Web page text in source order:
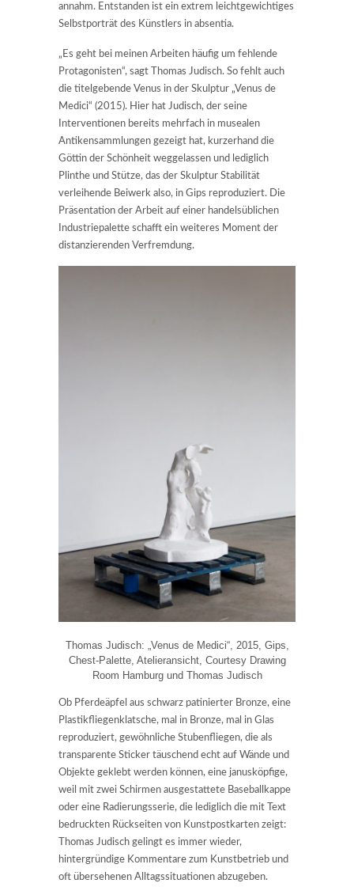
annahm. Entstanden ist ein extrem leichtgewichtiges
Selbstporträt des Künstlers in absentia.
„Es geht bei meinen Arbeiten häufig um fehlende
Protagonisten“, sagt Thomas Judisch. So fehlt auch
die titelgebende Venus in der Skulptur „Venus de
Medici“ (2015). Hier hat Judisch, der seine
Interventionen bereits mehrfach in musealen
Antikensammlungen gezeigt hat, kurzerhand die
Göttin der Schönheit weggelassen und lediglich
Plinthe und Stütze, das der Skulptur Stabilität
verleihende Beiwerk also, in Gips reproduziert. Die
Präsentation der Arbeit auf einer handelsüblichen
Industriepalette schafft ein weiteres Moment der
distanzierenden Verfremdung.
Thomas Judisch: „Venus de Medici“, 2015, Gips,
Chest-Palette, Atelieransicht, Courtesy Drawing
Room Hamburg und Thomas Judisch
Ob Pferdeäpfel aus schwarz patinierter Bronze, eine
Plastikfliegenklatsche, mal in Bronze, mal in Glas
reproduziert, gewöhnliche Stubenfliegen, die als
transparente Sticker täuschend echt auf Wände und
Objekte geklebt werden können, eine janusköpfige,
weil mit zwei Schirmen ausgestattete Baseballkappe
oder eine Radierungsserie, die lediglich die mit Text
bedruckten Rückseiten von Kunstpostkarten zeigt:
Thomas Judisch gelingt es immer wieder,
hintergründige Kommentare zum Kunstbetrieb und
oft übersehenen Alltagssituationen abzugeben.